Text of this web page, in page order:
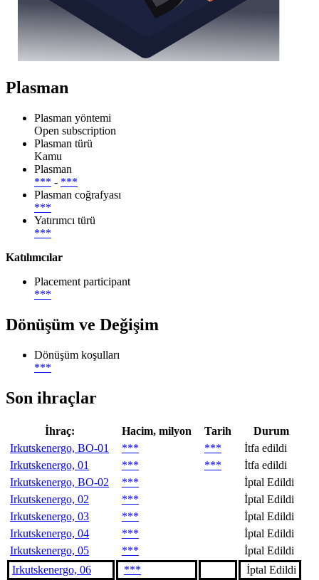
Plasman
Plasman yöntemi
Open subscription
Plasman türü
Kamu
Plasman
*** - ***
Plasman coğrafyası
***
Yatırımcı türü
***
Katılımcılar
Placement participant
***
Dönüşüm ve Değişim
Dönüşüm koşulları
***
Son ihraçlar
İhraç: Hacim, milyon Tarih
Durum
Irkutskenergo, BO-01
*** ***
İtfa edildi
Irkutskenergo, 01
*** ***
İtfa edildi
Irkutskenergo, BO-02
***
İptal Edildi
Irkutskenergo, 02
***
İptal Edildi
Irkutskenergo, 03
***
İptal Edildi
Irkutskenergo, 04
***
İptal Edildi
Irkutskenergo, 05
***
İptal Edildi
Irkutskenergo, 06
***
İptal Edildi